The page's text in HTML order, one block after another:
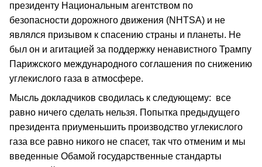
президенту Национальным агентством по
безопасности дорожного движения (NHTSA) и не
являлся призывом к спасению страны и планеты. Не
был он и агитацией за поддержку ненавистного Трампу
Парижского международного соглашения по снижению
углекислого газа в атмосфере.
Мысль докладчиков сводилась к следующему: все
равно ничего сделать нельзя. Попытка предыдущего
президента приуменьшить производство углекислого
газа все равно никого не спасет, так что отменим и мы
введенные Обамой государственные стандарты